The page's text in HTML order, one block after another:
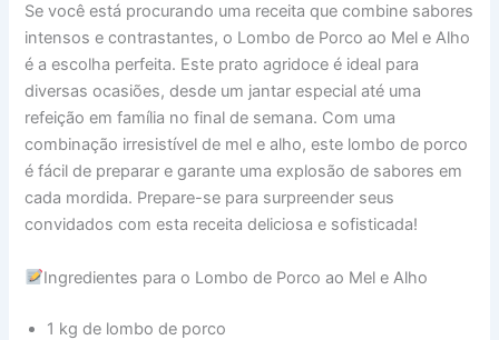
Se você está procurando uma receita que combine sabores
intensos e contrastantes, o Lombo de Porco ao Mel e Alho
é a escolha perfeita. Este prato agridoce é ideal para
diversas ocasiões, desde um jantar especial até uma
refeição em família no final de semana. Com uma
combinação irresistível de mel e alho, este lombo de porco
é fácil de preparar e garante uma explosão de sabores em
cada mordida. Prepare-se para surpreender seus
convidados com esta receita deliciosa e sofisticada!
Ingredientes para o Lombo de Porco ao Mel e Alho
1 kg de lombo de porco